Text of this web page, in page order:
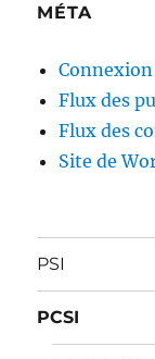
MÉTA
Connexion
Flux des
Flux des
Site de
PSI
PCSI